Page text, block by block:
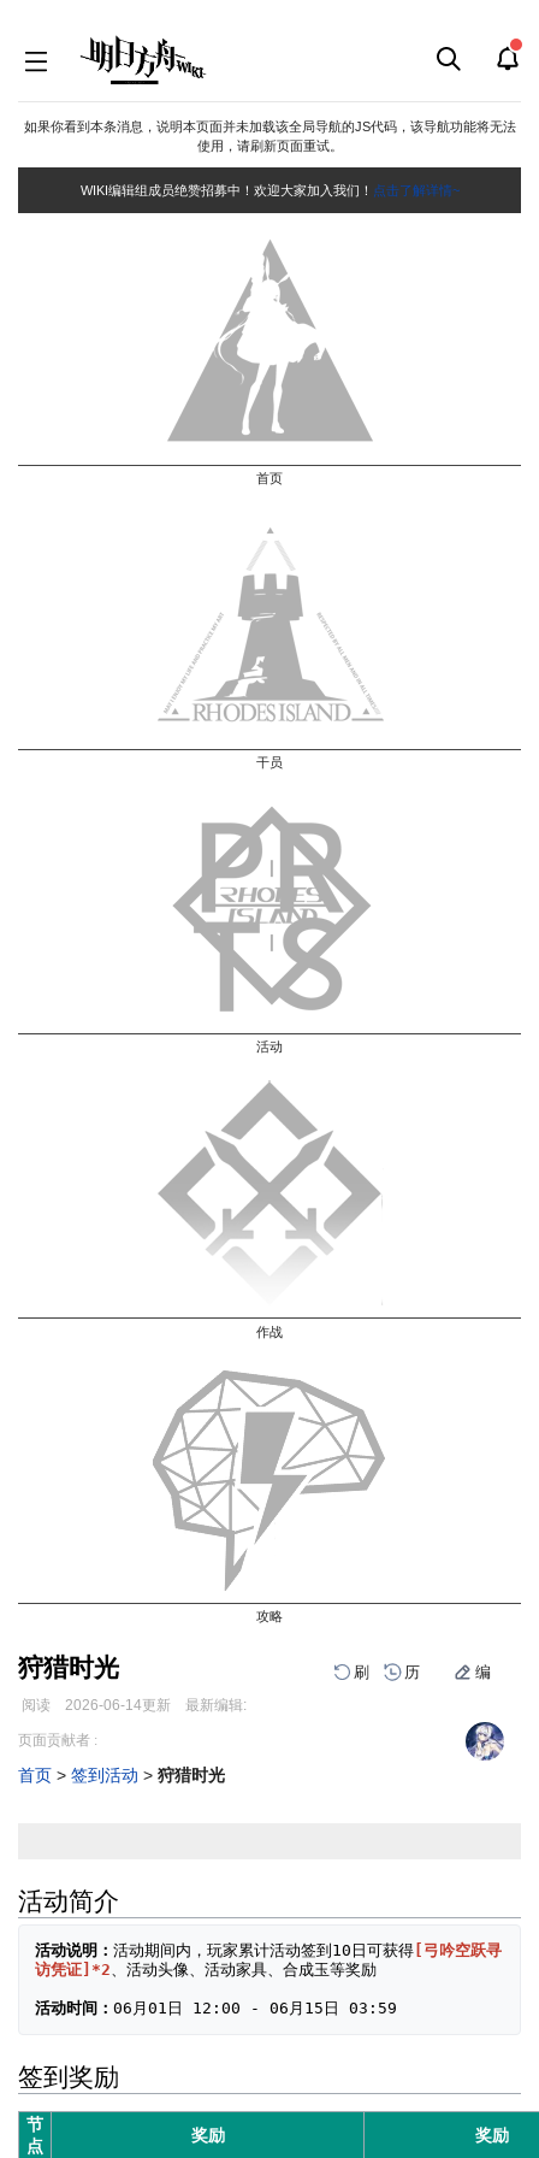
如果你看到本条消息，说明本页面并未加载该全局导航的JS代码，该导航功能将无法
使用，请刷新页面重试。
WIKI编辑组成员绝赞招募中！欢迎大家加入我们！ 点击了解详情~
首页
干员
活动
作战
攻略
狩猎时光 刷 历 编
阅读 2026-06-14更新 最新编辑:
跳
导
跳
搜
页面贡献者 :
首页 > 签到活动 > 狩猎时光
活动简介
活动说明： 活动期间内，玩家累计活动签到10日可获得 [弓吟空跃寻
访凭证]*2、活动头像、活动家具、合成玉等奖励
活动时间：
签到奖励
节
点
奖励 奖励